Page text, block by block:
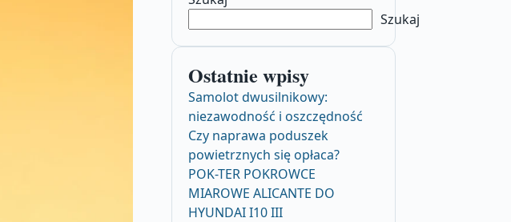
Szukaj
Ostatnie wpisy
Samolot dwusilnikowy:
niezawodność i oszczędność
Czy naprawa poduszek
powietrznych się opłaca?
POK-TER POKROWCE
MIAROWE ALICANTE DO
HYUNDAI I10 III